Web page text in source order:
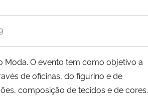
Moda. O evento tem como objetivo a
de oficinas, do figurino e de
composição de tecidos e de cores.